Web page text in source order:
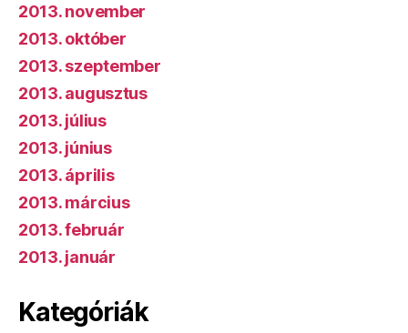
2013. november
2013. október
2013. szeptember
2013. augusztus
2013. július
2013. június
2013. április
2013. március
2013. február
2013. január
Kategóriák